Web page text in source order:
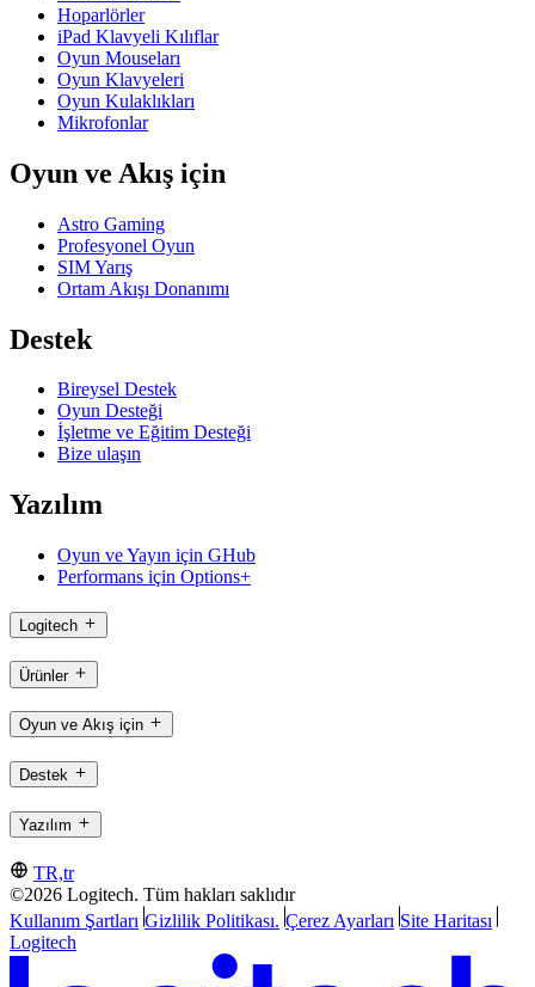
Hoparlörler
iPad Klavyeli Kılıflar
Oyun Mouseları
Oyun Klavyeleri
Oyun Kulaklıkları
Mikrofonlar
Oyun ve Akış için
Astro Gaming
Profesyonel Oyun
SIM Yarış
Ortam Akışı Donanımı
Destek
Bireysel Destek
Oyun Desteği
İşletme ve Eğitim Desteği
Bize ulaşın
Yazılım
Oyun ve Yayın için GHub
Performans için Options+
Logitech
Ürünler
Oyun ve Akış için
Destek
Yazılım
TR,tr
©2026 Logitech. Tüm hakları saklıdır
Kullanım Şartları Gizlilik Politikası. Çerez Ayarları Site Haritası
Logitech